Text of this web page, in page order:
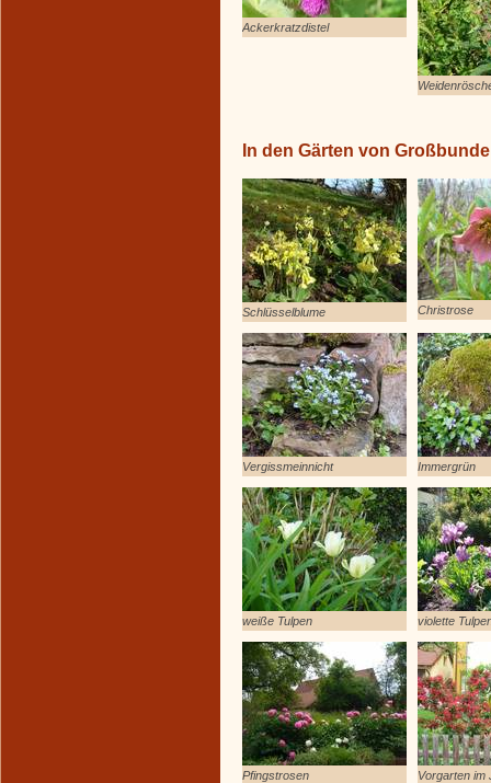
Ackerkratzdistel
In den Gärten von
Schlüsselblume Christrose
Vergissmeinnicht Immergrün
weiße Tulpen violette
Pfingstrosen Vorgarten im